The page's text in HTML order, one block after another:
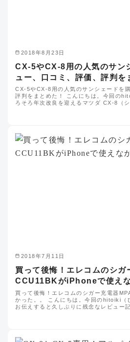
2018年8月23日
CX-5やCX-8用の人気のサン
ュー、口コミ、評価、評判を
CX-5やCX-8用の人気のサンシェードを
評判をまとめた！ こんにちは。今回の
ろそろ年次改良を迎えるマツダ CX-8（
2018年7月11日
買って後悔！エレコムのシガ
CCU11BKがiPhoneで使え
買って後悔！エレコムのシガー充電器
かった。。 こんにちは。今回のhitoiki（
お伝えすると久しぶりに残念なレビュー